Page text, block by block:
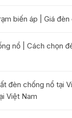
biến áp | Giá đèn
nổ | Cách chọn
đèn chống nổ tại
Việt Nam